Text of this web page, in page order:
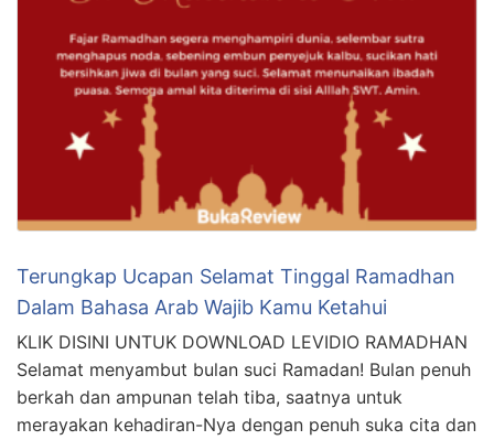
Terungkap Ucapan Selamat Tinggal Ramadhan
Dalam Bahasa Arab Wajib Kamu Ketahui
KLIK DISINI UNTUK DOWNLOAD LEVIDIO RAMADHAN
Selamat menyambut bulan suci Ramadan! Bulan penuh
berkah dan ampunan telah tiba, saatnya untuk
merayakan kehadiran-Nya dengan penuh suka cita dan